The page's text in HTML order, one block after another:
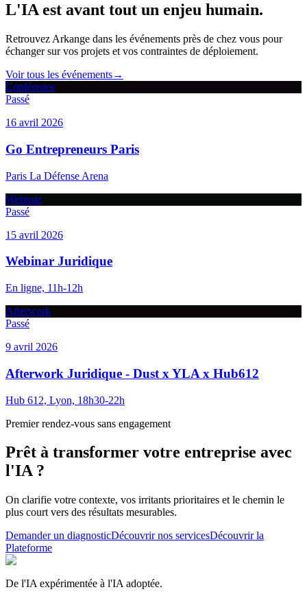
L'IA est avant tout un enjeu humain.
Retrouvez Arkange dans les événements près de chez vous pour
échanger sur vos projets et vos contraintes de déploiement.
Voir tous les événements→
Conférence
Passé
16 avril 2026
Go Entrepreneurs Paris
Paris La Défense Arena
Webinar
Passé
15 avril 2026
Webinar Juridique
En ligne, 11h-12h
Afterwork
Passé
9 avril 2026
Afterwork Juridique - Dust x YLA x Hub612
Hub 612, Lyon, 18h30-22h
Premier rendez-vous sans engagement
Prêt à transformer votre entreprise avec
l'IA ?
On clarifie votre contexte, vos irritants prioritaires et le chemin le
plus court vers des résultats mesurables.
Demander un diagnosticDécouvrir nos servicesDécouvrir la
Plateforme
De l'IA expérimentée à l'IA adoptée.